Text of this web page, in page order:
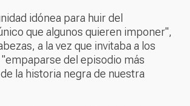
idónea para huir del
que algunos quieren imponer",
a la vez que invitaba a los
"empaparse del episodio más
la historia negra de nuestra